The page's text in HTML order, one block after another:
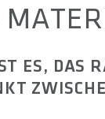
ES, DAS